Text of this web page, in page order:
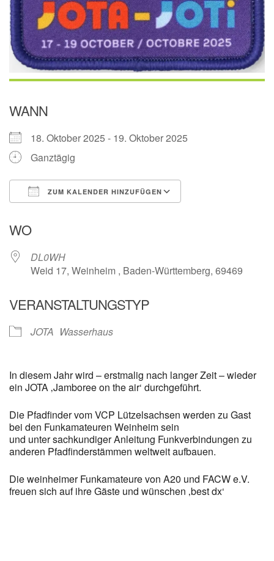
WANN
18. Oktober 2025 - 19. Oktober 2025
Ganztägig
ZUM KALENDER HINZUFÜGEN
WO
DL0WH
Weid 17, Weinheim , Baden-Württemberg, 69469
VERANSTALTUNGSTYP
JOTA Wasserhaus
In diesem Jahr wird – erstmalig nach langer Zeit – wieder
ein JOTA ‚Jamboree on the air‘ durchgeführt.
Die Pfadfinder vom VCP Lützelsachsen werden zu Gast
bei den Funkamateuren Weinheim sein
und unter sachkundiger Anleitung Funkverbindungen zu
anderen Pfadfinderstämmen weltweit aufbauen.
Die weinheimer Funkamateure von A20 und FACW e.V.
freuen sich auf ihre Gäste und wünschen ‚best dx‘